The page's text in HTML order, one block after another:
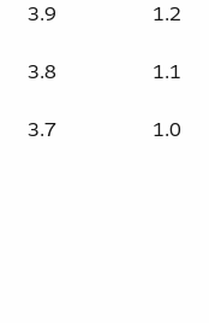
3.9 1.2
3.8 1.1
3.7 1.0